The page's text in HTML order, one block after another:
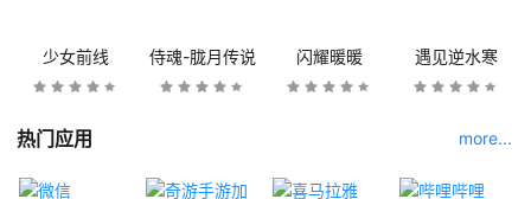
少女前线 侍魂-胧月传说 闪耀暖暖 遇见逆水寒
热门应用 more...